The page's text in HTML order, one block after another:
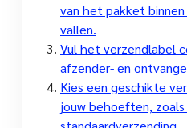
van het pakket
vallen.
Vul het verzendlabel
afzender- en
Kies een geschikte
jouw behoeften,